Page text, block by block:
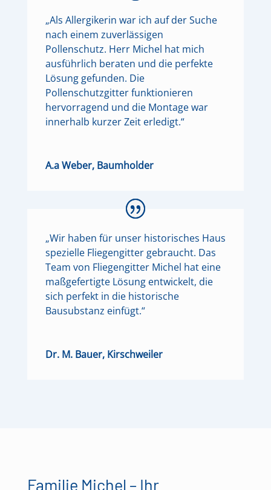
„Als Allergikerin war ich auf der Suche
nach einem zuverlässigen
Pollenschutz. Herr Michel hat mich
ausführlich beraten und die perfekte
Lösung gefunden. Die
Pollenschutzgitter funktionieren
hervorragend und die Montage war
innerhalb kurzer Zeit erledigt.“
A.a Weber, Baumholder
„Wir haben für unser historisches Haus
spezielle Fliegengitter gebraucht. Das
Team von Fliegengitter Michel hat eine
maßgefertigte Lösung entwickelt, die
sich perfekt in die historische
Bausubstanz einfügt.“
Dr. M. Bauer, Kirschweiler
Familie Michel – Ihr